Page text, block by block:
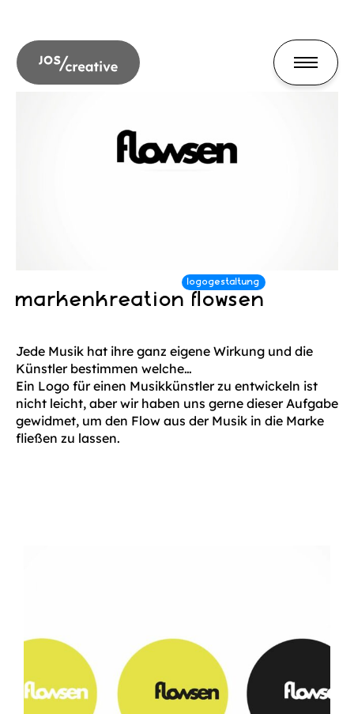
markenkreation flowsen
Jede Musik hat ihre ganz eigene Wirkung und die
Künstler bestimmen welche…
Ein Logo für einen Musikkünstler zu entwickeln ist
nicht leicht, aber wir haben uns gerne dieser Aufgabe
gewidmet, um den Flow aus der Musik in die Marke
fließen zu lassen.